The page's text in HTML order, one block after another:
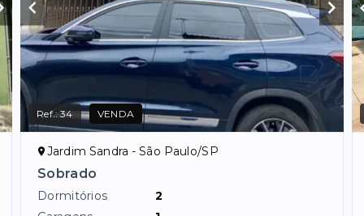
Ref.:34 VENDA
Jardim Sandra - São Paulo/SP
Sobrado
Dormitórios
2